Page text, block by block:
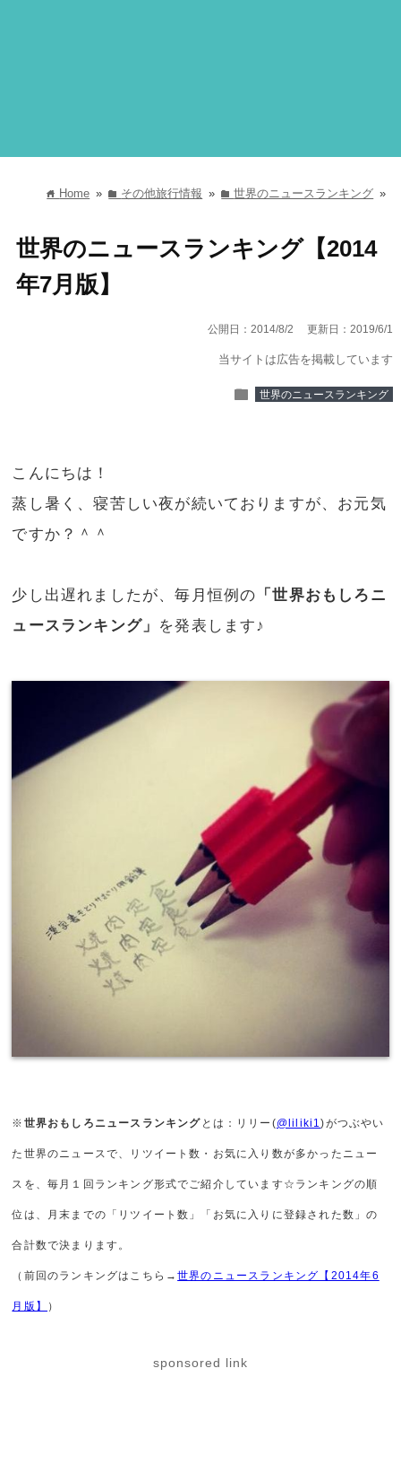
home Home » folder その他旅行情報 » folder世界のニュースランキング »
世界のニュースランキング【2014
年7月版】
公開日：2014/8/2 更新日：2019/6/1
当サイトは広告を掲載しています
folder 世界のニュースランキング
こんにちは！
蒸し暑く、寝苦しい夜が続いておりますが、お元気
ですか？＾＾
少し出遅れましたが、毎月恒例の 「世界おもしろニ
ュースランキング」 を発表します♪
※ 世界おもしろニュースランキング とは：リリー(@liliki1)がつぶやい
た世界のニュースで、リツイート数・お気に入り数が多かったニュー
スを、毎月１回ランキング形式でご紹介しています☆ランキングの順
位は、月末までの「リツイート数」「お気に入りに登録された数」の
合計数で決まります。
（前回のランキングはこちら→世界のニュースランキング【2014年6
月版】 ）
sponsored link